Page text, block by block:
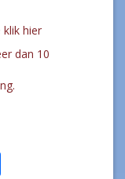
hier
dan 10